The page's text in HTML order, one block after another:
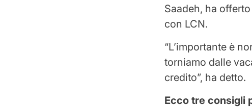
Saadeh, ha
con LCN.
“L’importante è
torniamo dalle
credito”, ha detto.
Ecco tre consigli